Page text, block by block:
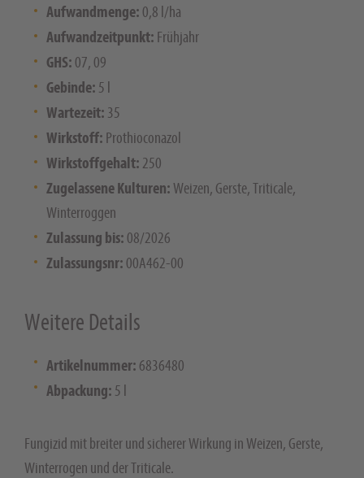
Aufwandmenge: 0,8 l/ha
Aufwandzeitpunkt: Frühjahr
GHS: 07, 09
Gebinde: 5 l
Wartezeit: 35
Wirkstoff: Prothioconazol
Wirkstoffgehalt: 250
Zugelassene Kulturen: Weizen, Gerste, Triticale,
Winterroggen
Zulassung bis: 08/2026
Zulassungsnr: 00A462-00
Weitere Details
Artikelnummer: 6836480
Abpackung: 5 l
Fungizid mit breiter und sicherer Wirkung in Weizen, Gerste,
Winterrogen und der Triticale.